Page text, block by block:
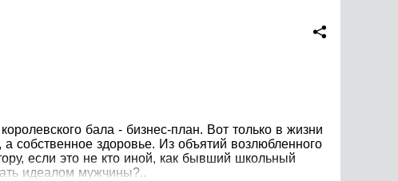
бала - бизнес-план. Вот только в жизни
собственное здоровье. Из объятий возлюбленного
если это не кто иной, как бывший школьный
идеалом мужчины?..